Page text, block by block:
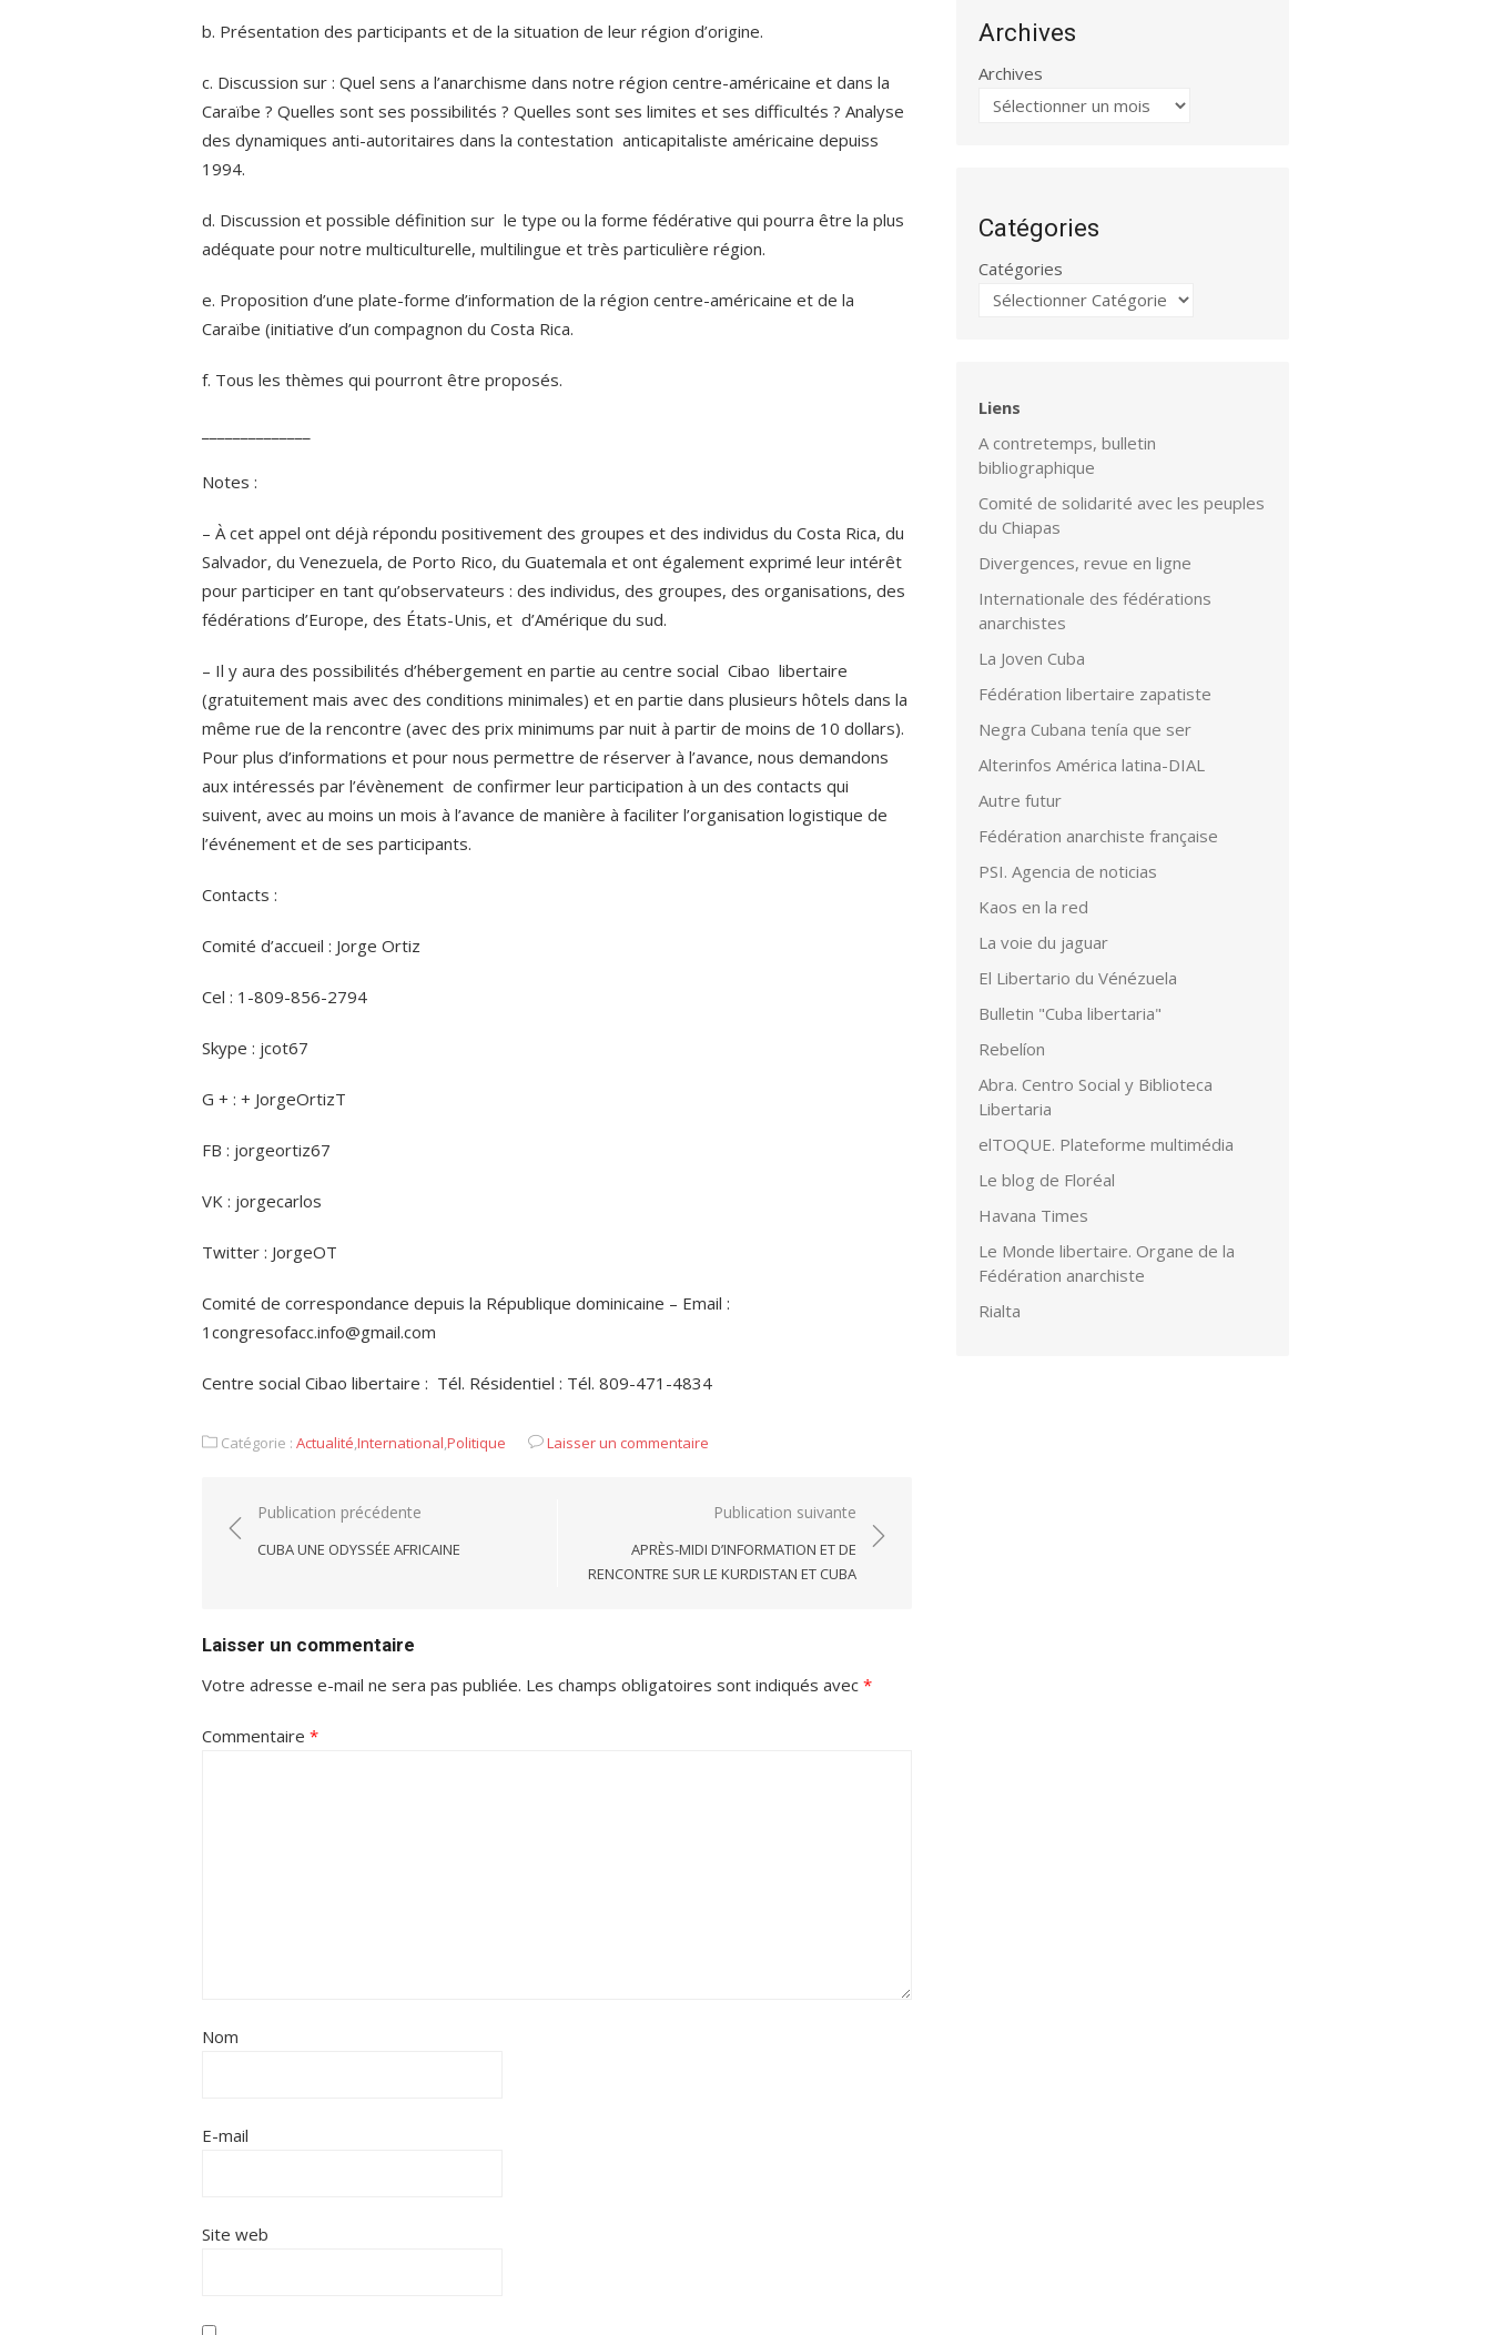
b. Présentation des participants et de la situation de leur région d’origine.
c. Discussion sur : Quel sens a l’anarchisme dans notre région centre-américaine et dans la
Caraïbe ? Quelles sont ses possibilités ? Quelles sont ses limites et ses difficultés ? Analyse
des dynamiques anti-autoritaires dans la contestation anticapitaliste américaine depuiss
1994.
d. Discussion et possible définition sur le type ou la forme fédérative qui pourra être la plus
adéquate pour notre multiculturelle, multilingue et très particulière région.
e. Proposition d’une plate-forme d’information de la région centre-américaine et de la
Caraïbe (initiative d’un compagnon du Costa Rica.
f. Tous les thèmes qui pourront être proposés.
Notes :
– À cet appel ont déjà répondu positivement des groupes et des individus du Costa Rica, du
Salvador, du Venezuela, de Porto Rico, du Guatemala et ont également exprimé leur intérêt
pour participer en tant qu’observateurs : des individus, des groupes, des organisations, des
fédérations d’Europe, des États-Unis, et d’Amérique du sud.
– Il y aura des possibilités d’hébergement en partie au centre social Cibao libertaire
(gratuitement mais avec des conditions minimales) et en partie dans plusieurs hôtels dans la
même rue de la rencontre (avec des prix minimums par nuit à partir de moins de 10 dollars).
Pour plus d’informations et pour nous permettre de réserver à l’avance, nous demandons
aux intéressés par l’évènement de confirmer leur participation à un des contacts qui
suivent, avec au moins un mois à l’avance de manière à faciliter l’organisation logistique de
l’événement et de ses participants.
Contacts :
Comité d’accueil : Jorge Ortiz
Cel : 1-809-856-2794
Skype : jcot67
G + : + JorgeOrtizT
FB : jorgeortiz67
VK : jorgecarlos
Twitter : JorgeOT
Comité de correspondance depuis la République dominicaine – Email :
1congresofacc.info@gmail.com
Centre social Cibao libertaire : Tél. Résidentiel : Tél. 809-471-4834
Catégorie : Actualité International Politique Laisser un commentaire
Navigation
de
Publication précédente
CUBA UNE ODYSSÉE AFRICAINE
Publication suivante
APRÈS-MIDI D’INFORMATION ET DE
RENCONTRE SUR LE KURDISTAN ET CUBA
Laisser un commentaire
Votre adresse e-mail ne sera pas publiée. Les champs obligatoires sont indiqués avec *
Commentaire *
Nom
E-mail
Site web
Archives
Archives
Catégories
Catégories
Liens
A contretemps, bulletin
bibliographique
Comité de solidarité avec les peuples
du Chiapas
Divergences, revue en ligne
Internationale des fédérations
anarchistes
La Joven Cuba
Fédération libertaire zapatiste
Negra Cubana tenía que ser
Alterinfos América latina-DIAL
Autre futur
Fédération anarchiste française
PSI. Agencia de noticias
Kaos en la red
La voie du jaguar
El Libertario du Vénézuela
Bulletin "Cuba libertaria"
Rebelíon
Abra. Centro Social y Biblioteca
Libertaria
elTOQUE. Plateforme multimédia
Le blog de Floréal
Havana Times
Le Monde libertaire. Organe de la
Fédération anarchiste
Rialta